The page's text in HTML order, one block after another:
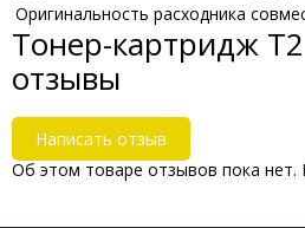
Оригинальность расходника
Тонер-картридж
отзывы
Написать отзыв
Об этом товаре отзывов пока нет.